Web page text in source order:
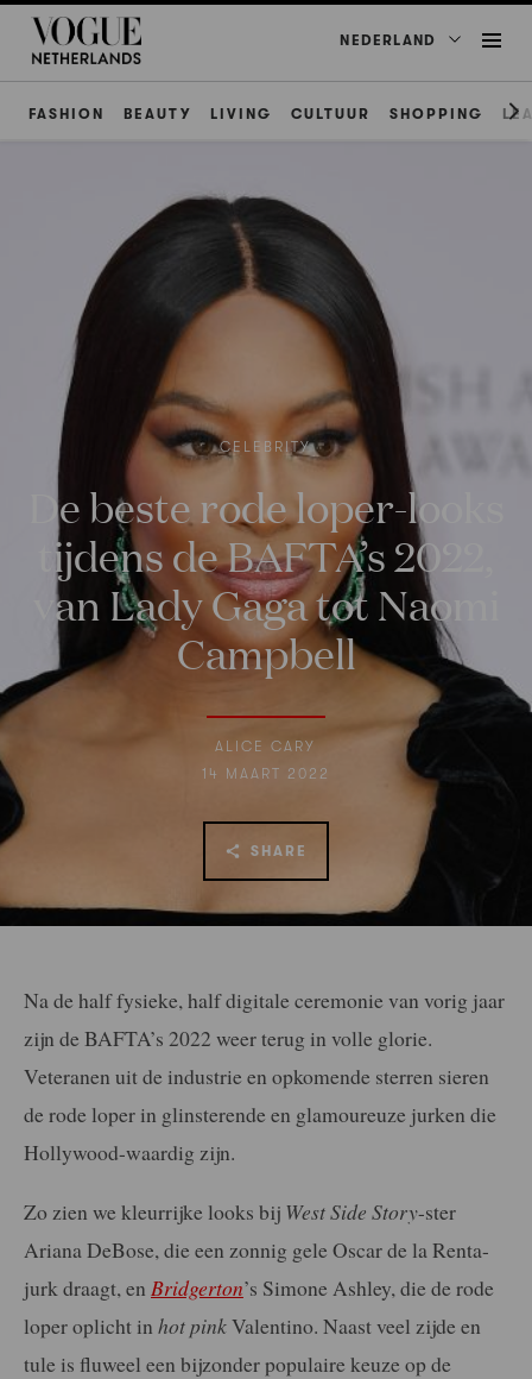
NEDERLAND
FASHION BEAUTY LIVING CULTUUR SHOPPING
CELEBRITY
De beste rode loper-looks
tijdens de BAFTA’s 2022,
van Lady Gaga tot Naomi
Campbell
ALICE CARY
14 MAART 2022
SHARE
Na de half fysieke, half digitale ceremonie van vorig jaar
zijn de BAFTA’s 2022 weer terug in volle glorie.
Veteranen uit de industrie en opkomende sterren sieren
de rode loper in glinsterende en glamoureuze jurken die
Hollywood-waardig zijn.
Zo zien we kleurrijke looks bij West Side Story-ster
Ariana DeBose, die een zonnig gele Oscar de la Renta-
jurk draagt, en Bridgerton’s Simone Ashley, die de rode
loper oplicht in hot pinkValentino. Naast veel zijde en
tule is fluweel een bijzonder populaire keuze op de